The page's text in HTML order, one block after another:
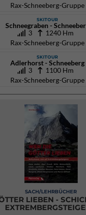
Rax-Schneeberg-Gruppe
SKITOUR
Schneegraben -
3
1240 Hm
Rax-Schneeberg-Gruppe
SKITOUR
Adlerhorst - Schneeberg
3
1100 Hm
Rax-Schneeberg-Gruppe
SACH/LEHRBÜCHER
LIEBEN -